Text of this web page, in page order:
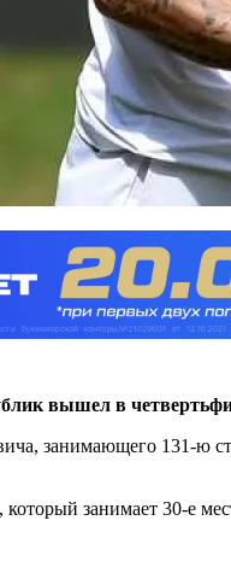
вышел в
занимающего 131-ю
занимает 30-е